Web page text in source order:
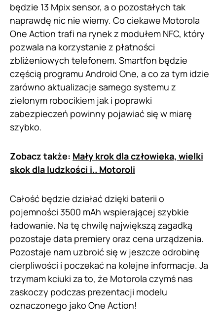
będzie 13 Mpix sensor, a o pozostałych tak
naprawdę nic nie wiemy. Co ciekawe Motorola
One Action trafi na rynek z modułem NFC, który
pozwala na korzystanie z płatności
zbliżeniowych telefonem. Smartfon będzie
częścią programu Android One, a co za tym idzie
zarówno aktualizacje samego systemu z
zielonym robocikiem jak i poprawki
zabezpieczeń powinny pojawiać się w miarę
szybko.
Zobacz także: Mały krok dla człowieka, wielki
skok dla ludzkości i.. Motoroli
Całość będzie działać dzięki baterii o
pojemności 3500 mAh wspierającej szybkie
ładowanie. Na tę chwilę największą zagadką
pozostaje data premiery oraz cena urządzenia.
Pozostaje nam uzbroić się w jeszcze odrobinę
cierpliwości i poczekać na kolejne informacje. Ja
trzymam kciuki za to, że Motorola czymś nas
zaskoczy podczas prezentacji modelu
oznaczonego jako One Action!